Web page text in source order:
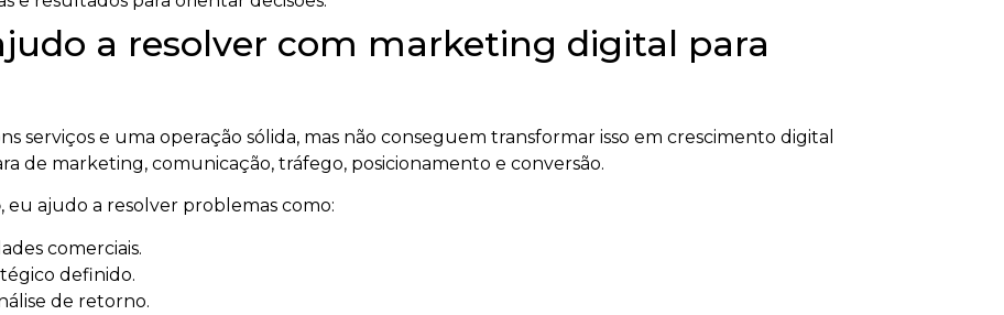
a resolver com marketing digital para
serviços e uma operação sólida, mas não conseguem transformar isso em crescimento digital
de marketing, comunicação, tráfego, posicionamento e conversão.
, eu ajudo a resolver problemas como:
comerciais.
definido.
de retorno.